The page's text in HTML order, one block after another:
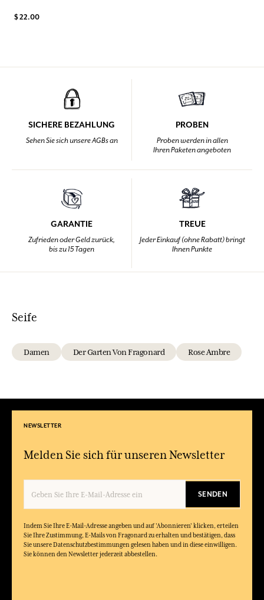
$ 22.00
SICHERE BEZAHLUNG
Sehen Sie sich unsere AGBs an
PROBEN
Proben werden in allen
Ihren Paketen angeboten
GARANTIE
Zufrieden oder Geld zurück,
bis zu 15 Tagen
TREUE
Jeder Einkauf (ohne Rabatt) bringt
Ihnen Punkte
Seife
Damen Der Garten Von Fragonard Rose Ambre
NEWSLETTER
Melden Sie sich für unseren Newsletter
SENDEN
Indem Sie Ihre E-Mail-Adresse angeben und auf 'Abonnieren' klicken, erteilen
Sie Ihre Zustimmung, E-Mails von Fragonard zu erhalten und bestätigen, dass
Sie unsere Datenschutzbestimmungen gelesen haben und in diese einwilligen.
Sie können den Newsletter jederzeit abbestellen.